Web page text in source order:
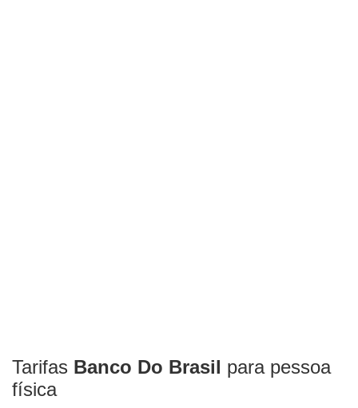
Tarifas Banco Do Brasil para pessoa
física